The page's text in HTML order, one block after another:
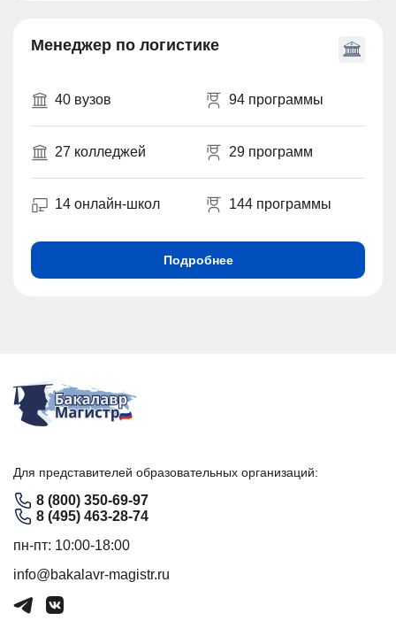
Менеджер по логистике
40 вузов 94 программы
27 колледжей 29 программ
14 онлайн-школ 144 программы
Подробнее
Для представителей образовательных организаций:
8 (800) 350-69-97
8 (495) 463-28-74
пн-пт: 10:00-18:00
info@bakalavr-magistr.ru